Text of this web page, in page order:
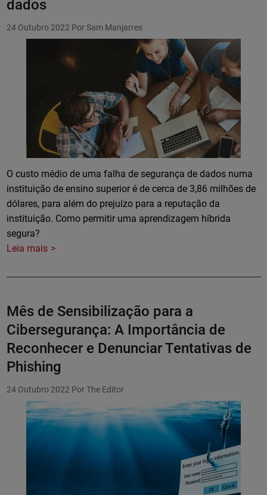
dados
24 Outubro 2022 Por Sam Manjarres
O custo médio de uma falha de segurança de dados numa
instituição de ensino superior é de cerca de 3,86 milhões de
dólares, para além do prejuízo para a reputação da
instituição. Como permitir uma aprendizagem híbrida
segura?
Leia mais
Mês de Sensibilização para a
Cibersegurança: A Importância de
Reconhecer e Denunciar Tentativas de
Phishing
24 Outubro 2022 Por The Editor